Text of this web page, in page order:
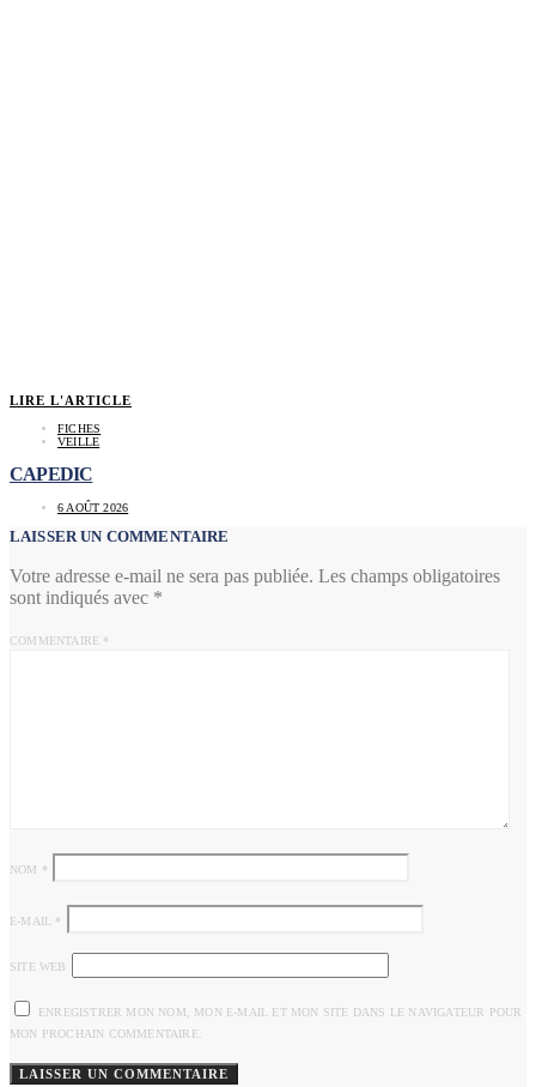
LIRE L'ARTICLE
FICHES
VEILLE
CAPEDIC
6 AOÛT 2026
LAISSER UN COMMENTAIRE
Votre adresse e-mail ne sera pas publiée. Les champs obligatoires
sont indiqués avec *
COMMENTAIRE *
NOM *
E-MAIL *
SITE WEB
ENREGISTRER MON NOM, MON E-MAIL ET MON SITE DANS LE NAVIGATEUR POUR
MON PROCHAIN COMMENTAIRE.